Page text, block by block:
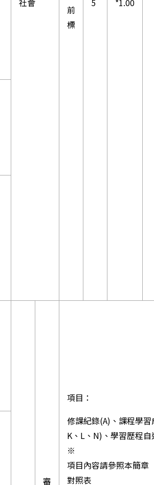
社會
前
標
5
*1.00
審
項目：
修課紀錄(A)、課程學
K、L、N)、學習歷程
※
項目內容請參照本簡章
對照表